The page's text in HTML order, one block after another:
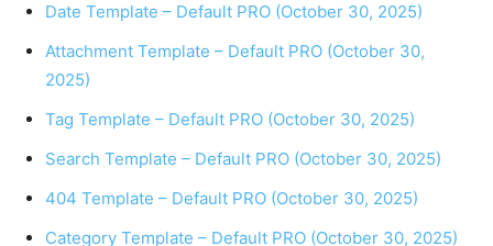
Date Template – Default PRO (October 30, 2025)
Attachment Template – Default PRO (October 30,
2025)
Tag Template – Default PRO (October 30, 2025)
Search Template – Default PRO (October 30, 2025)
404 Template – Default PRO (October 30, 2025)
Category Template – Default PRO (October 30, 2025)